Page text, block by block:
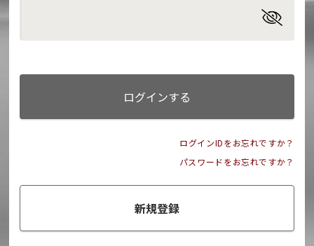
ログインする
ログインIDをお忘れですか？
パスワードをお忘れですか？
新規登録